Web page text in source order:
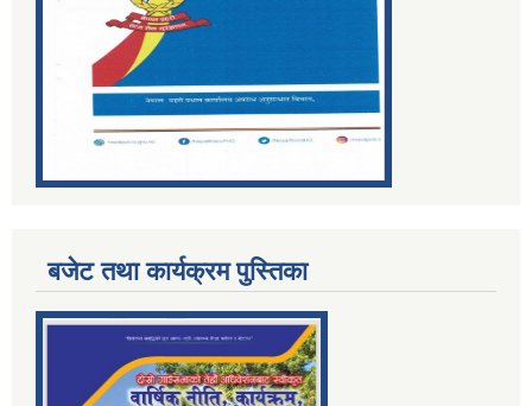
बजेट तथा कार्यक्रम पुस्तिका